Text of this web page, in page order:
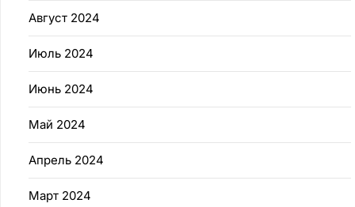
Август 2024
Июль 2024
Июнь 2024
Май 2024
Апрель 2024
Март 2024